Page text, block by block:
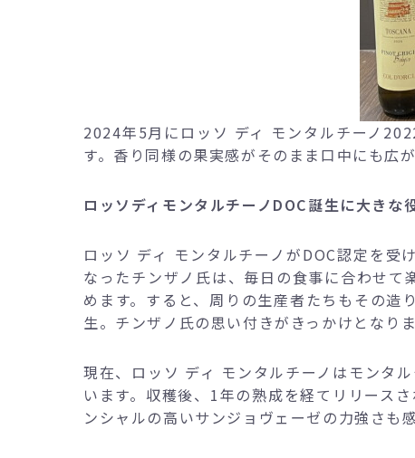
2024年5月にロッソ ディ モンタルチーノ
す。香り同様の果実感がそのまま口中にも広
ロッソディモンタルチーノDOC誕生に大きな
ロッソ ディ モンタルチーノがDOC認定を
なったチンザノ氏は、毎日の食事に合わせ
めます。すると、周りの生産者たちもその造
生。チンザノ氏の思い付きがきっかけとなりま
現在、ロッソ ディ モンタルチーノはモンタ
います。収穫後、1年の熟成を経てリリース
ンシャルの高いサンジョヴェーゼの力強さも